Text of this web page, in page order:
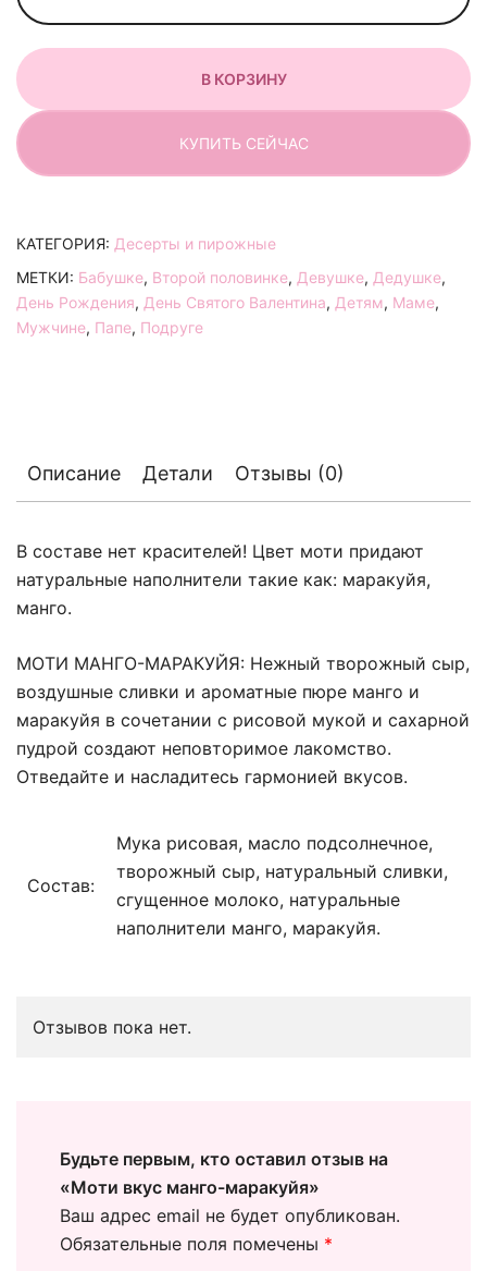
Моти
манго-
маракуйя
В КОРЗИНУ
КУПИТЬ СЕЙЧАС
КАТЕГОРИЯ: Десерты и пирожные
МЕТКИ: Бабушке, Второй половинке, Девушке, Дедушке,
День Рождения, День Святого Валентина, Детям, Маме,
Мужчине, Папе, Подруге
Описание Детали Отзывы (0)
В составе нет красителей! Цвет моти придают
натуральные наполнители такие как: маракуйя,
манго.
МОТИ МАНГО-МАРАКУЙЯ: Нежный творожный сыр,
воздушные сливки и ароматные пюре манго и
маракуйя в сочетании с рисовой мукой и сахарной
пудрой создают неповторимое лакомство.
Отведайте и насладитесь гармонией вкусов.
Состав:
Мука рисовая, масло подсолнечное,
творожный сыр, натуральный сливки,
сгущенное молоко, натуральные
наполнители манго, маракуйя.
Отзывов пока нет.
Будьте первым, кто оставил отзыв на
«Моти вкус манго-маракуйя»
Ваш адрес email не будет опубликован.
Обязательные поля помечены *